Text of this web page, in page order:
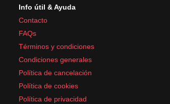
Info útil & Ayuda
Contacto
FAQs
Términos y condiciones
Condiciones generales
Política de cancelación
Política de cookies
Política de privacidad